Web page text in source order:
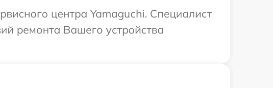
центра Yamaguchi. Специалист
ремонта Вашего устройства